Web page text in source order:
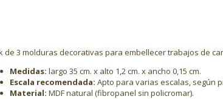
de 3 molduras decorativas para embellecer trabajos de
Medidas: largo 35 cm. x alto 1,2 cm. x ancho 0,15 cm.
Escala recomendada: Apto para varias escalas, según
Material: MDF natural (fibropanel sin policromar).